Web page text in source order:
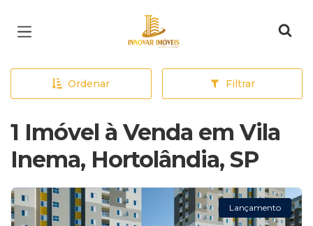
Página inicial
Ordenar Filtrar
1 Imóvel à Venda em Vila
Inema, Hortolândia, SP
Lançamento